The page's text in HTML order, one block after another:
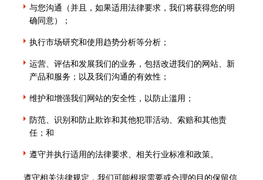
与您沟通（并且，如果适用法律要求，我们将获得您的明
确同意）；
执行市场研究和使用趋势分析等分析；
运营、评估和发展我们的业务，包括改进我们的网站、新
产品和服务；以及我们沟通的有效性；
维护和增强我们网站的安全性，以防止滥用；
防范、识别和防止欺诈和其他犯罪活动、索赔和其他责
任；和
遵守并执行适用的法律要求、相关行业标准和政策。
遵守相关法律规定，我们可能根据需要或合理的目的保留信